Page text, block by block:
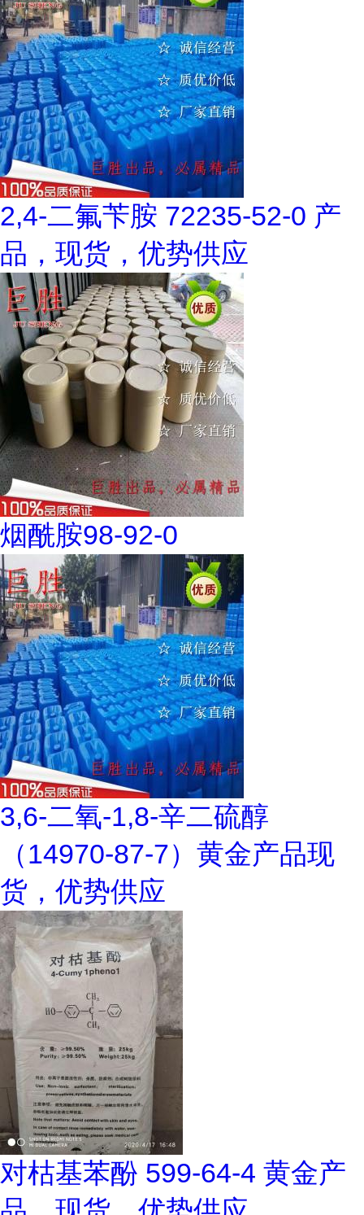
2,4-二氟苄胺 72235-52-0 产
品，现货，优势供应
烟酰胺98-92-0
3,6-二氧-1,8-辛二硫醇
（14970-87-7）黄金产品现
货，优势供应
对枯基苯酚 599-64-4 黄金产